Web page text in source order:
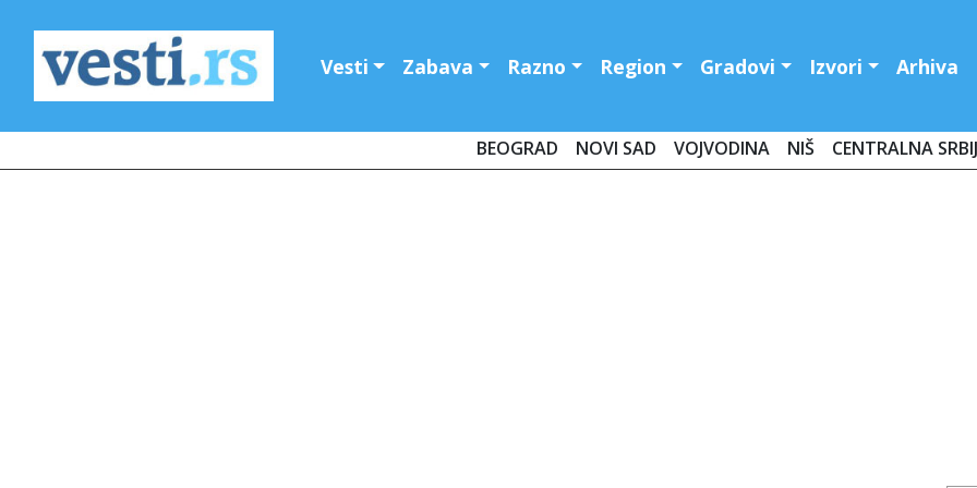
Vesti Zabava Razno Region Gradovi Izvori Arhiva
BEOGRAD NOVI SAD VOJVODINA NIŠ CENTRALNA